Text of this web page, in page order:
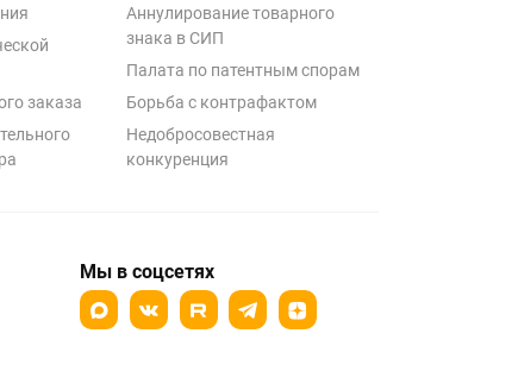
заказа
Аннулирование товарного
знака в СИП
Палата по патентным спорам
Борьба с контрафактом
Недобросовестная
конкуренция
Мы в соцсетях